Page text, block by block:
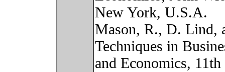
New York, U.S.A.
Mason, R., D. Lind,
Techniques in
and Economics,